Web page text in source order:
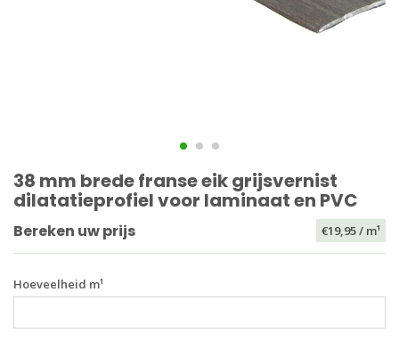
38 mm brede franse eik grijsvernist
dilatatieprofiel voor laminaat en PVC
Bereken uw prijs €19,95/ m¹
Hoeveelheid m¹